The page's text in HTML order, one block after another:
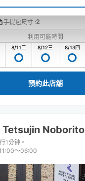
手提包尺寸 :2
利用可能時間
8/11二 8/12三 8/13四
預約此店舖
Tetsujin Noborito
1分钟。
〜06:00